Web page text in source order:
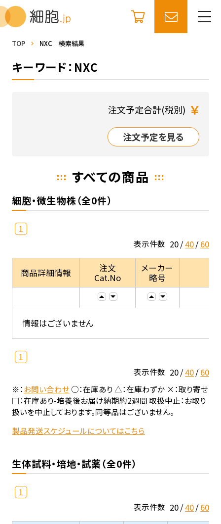
TOP NXC 検索結果
キーワード：NXC
注文予定合計(税別) ￥
注文予定を見る
すべての商品
細胞・微生物株（全0件）
1
表示件数 20 40 60
商品詳細情報
注文
Cat.No
メーカー
略号
情報はございません
1
表示件数 20 40 60
※：お問い合わせ○：在庫あり △：在庫わずか ×：取り寄せ
□：在庫あり-培養後お届け納期約2週間 取扱中止：お取り
扱いを中止しております。同等品はございません。
製品発送スケジュールについてはこちら
生体試料・培地・試薬（全0件）
1
表示件数 20 40 60